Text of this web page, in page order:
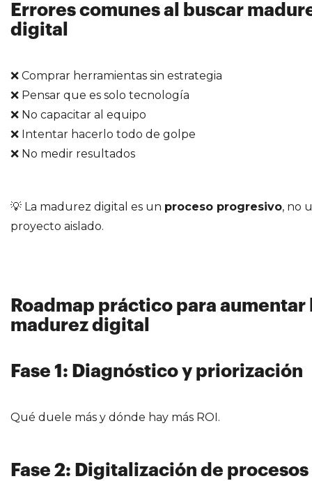
Errores comunes al buscar
digital
❌ Comprar herramientas sin estrategia
❌ Pensar que es solo tecnología
❌ No capacitar al equipo
❌ Intentar hacerlo todo de golpe
❌ No medir resultados
💡 La madurez digital es un proceso progresivo, no
proyecto aislado.
Roadmap práctico para aumentar
madurez digital
Fase 1: Diagnóstico y priorización
Qué duele más y dónde hay más ROI.
Fase 2: Digitalización de